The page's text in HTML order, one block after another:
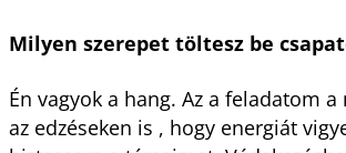
Milyen szerepet töltesz be
Én vagyok a hang. Az a feladatom a
az edzéseken is , hogy energiát